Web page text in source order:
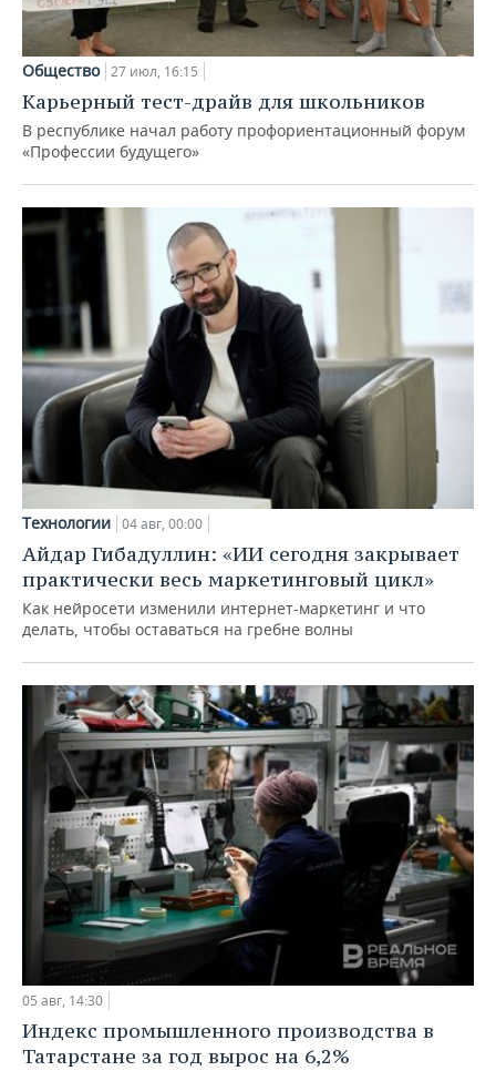
Общество 27 июл, 16:15
Карьерный тест-драйв для школьников
В республике начал работу профориентационный форум
«Профессии будущего»
Технологии 04 авг, 00:00
Айдар Гибадуллин: «ИИ сегодня закрывает
практически весь маркетинговый цикл»
Как нейросети изменили интернет-маркетинг и что
делать, чтобы оставаться на гребне волны
05 авг, 14:30
Индекс промышленного производства в
Татарстане за год вырос на 6,2%